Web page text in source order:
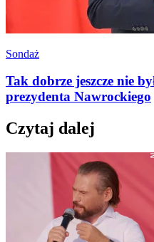
Sondaż
Tak dobrze jeszcze nie
prezydenta Nawrockiego
Czytaj dalej